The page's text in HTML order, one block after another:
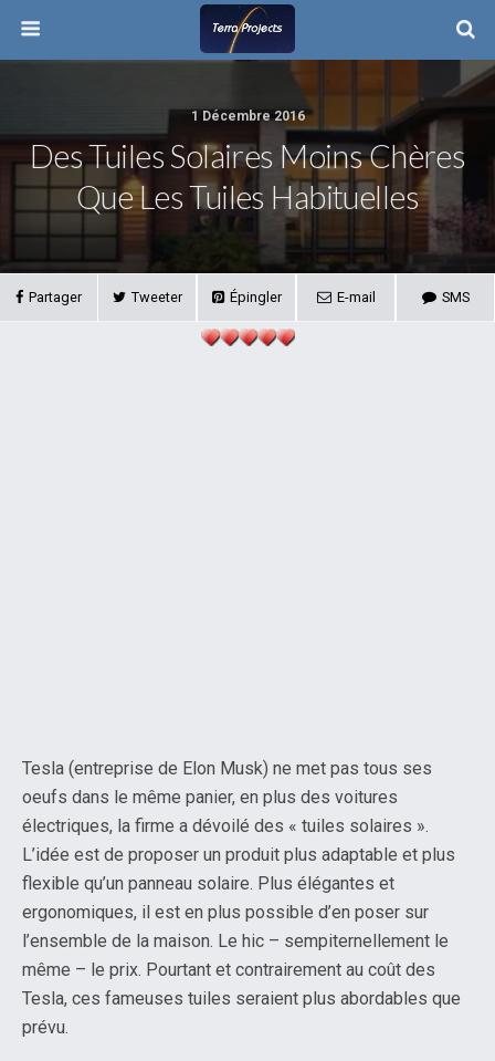
1 Décembre 2016
Des Tuiles Solaires Moins Chères
Que Les Tuiles Habituelles
Partager Tweeter Épingler E-mail SMS
Tesla (entreprise de Elon Musk) ne met pas tous ses
oeufs dans le même panier, en plus des voitures
électriques, la firme a dévoilé des « tuiles solaires ».
L’idée est de proposer un produit plus adaptable et plus
flexible qu’un panneau solaire. Plus élégantes et
ergonomiques, il est en plus possible d’en poser sur
l’ensemble de la maison. Le hic – sempiternellement le
même – le prix. Pourtant et contrairement au coût des
Tesla, ces fameuses tuiles seraient plus abordables que
prévu.